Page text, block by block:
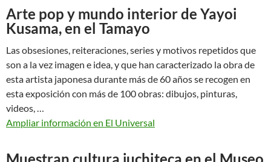
Arte pop y mundo interior de Yayoi
Kusama, en el Tamayo
Las obsesiones, reiteraciones, series y motivos repetidos que
son a la vez imagen e idea, y que han caracterizado la obra de
esta artista japonesa durante más de 60 años se recogen en
esta exposición con más de 100 obras: dibujos, pinturas,
videos, …
Ampliar información en El Universal